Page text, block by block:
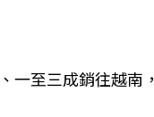
一至三成銷往越南，